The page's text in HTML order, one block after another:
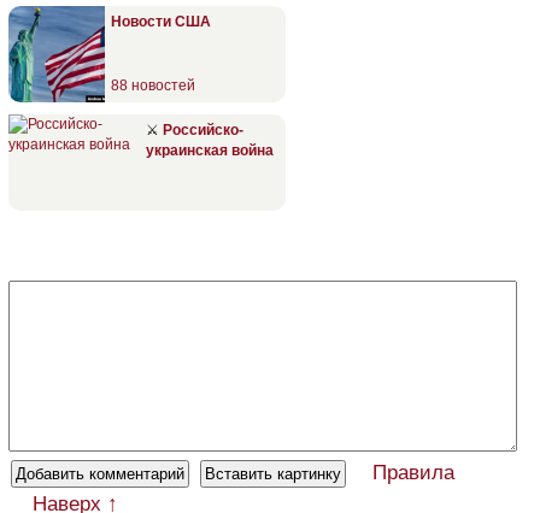
Новости США
88 новостей
⚔ Российско-
украинская война
Правила
Наверх ↑